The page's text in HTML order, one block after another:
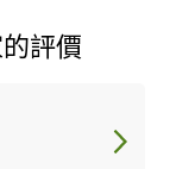
評價